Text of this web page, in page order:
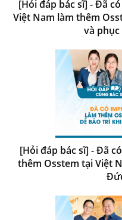
[Hỏi đáp bác sĩ] - Đã
Việt Nam làm thêm
và
[Hỏi đáp bác sĩ] - Đã
thêm Osstem tại Việt